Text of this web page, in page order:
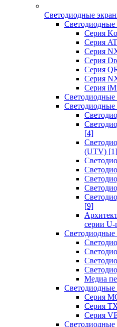
Светодиодные
Cерия
Серия AT
Серия
Серия
Серия
Серия
Серия
[4]
(UTV) [1]
[9]
серии U-
Светодиодные
Медиа
Светодиодные
Серия
Серия
Серия
Светодиодные